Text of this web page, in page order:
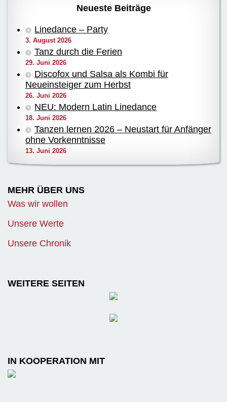
Neueste Beiträge
Linedance – Party
3. August 2026
Tanz durch die Ferien
29. Juni 2026
Discofox und Salsa als Kombi für
Neueinsteiger zum Herbst
26. Juni 2026
NEU: Modern Latin Linedance
18. Juni 2026
Tanzen lernen 2026 – Neustart für Anfänger
ohne Vorkenntnisse
13. Juni 2026
MEHR ÜBER UNS
Was wir wollen
Unsere Werte
Unsere Chronik
WEITERE SEITEN
IN KOOPERATION MIT